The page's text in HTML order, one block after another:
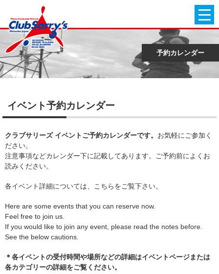
予約カレンダー
イベント予約カレンダー
クラブサリーズ イベントご予約カレンダーです。 お気軽にご参加く
ださい。
注意事項などカレンダー下に記載してあります。ご予約前によくお
読みください。
各イベント詳細については、こちらをご覧下さい。
Here are some events that you can reserve now.
Feel free to join us.
If you would like to join any event, please read the notes before.
See the below cautions.
＊各イベントの受付時間や場所などの詳細はイベントページまたは
各カテゴリーの詳細をご覧ください。